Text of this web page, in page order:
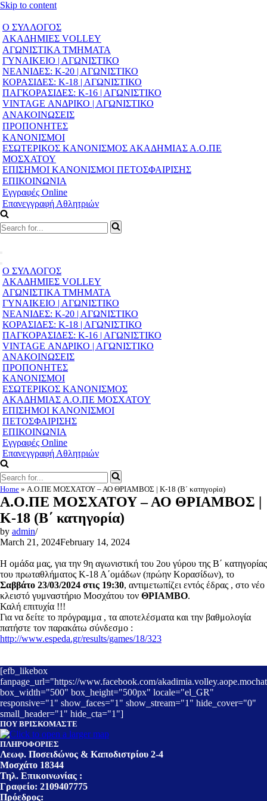
Skip to content
Ο ΣΥΛΛΟΓΟΣ
ΑΚΑΔΗΜΙΕΣ VOLLEY
ΑΓΩΝΙΣΤΙΚΑ ΤΜΗΜΑΤΑ
ΓΥΝΑΙΚΕΙΟ | ΑΓΩΝΙΣΤΙΚΟ
ΝΕΑΝΙΔΕΣ: Κ-20 | ΑΓΩΝΙΣΤΙΚΟ
ΚΟΡΑΣΙΔΕΣ: Κ-18 | ΑΓΩΝΙΣΤΙΚΟ
ΠΑΓΚΟΡΑΣΙΔΕΣ: Κ-16 | ΑΓΩΝΙΣΤΙΚΟ
VINTAGE ΑΝΔΡΙΚΟ | ΑΓΩΝΙΣΤΙΚΟ
ΑΝΑΚΟΙΝΩΣΕΙΣ
ΠΡΟΠΟΝΗΤΕΣ
ΚΑΝΟΝΙΣΜΟΙ
ΕΣΩΤΕΡΙΚΟΣ ΚΑΝΟΝΙΣΜΟΣ ΑΚΑΔΗΜΙΑΣ Α.Ο.ΠΕ
ΜΟΣΧΑΤΟΥ
ΕΠΙΣΗΜΟΙ ΚΑΝΟΝΙΣΜΟΙ ΠΕΤΟΣΦΑΙΡΙΣΗΣ
ΕΠΙΚΟΙΝΩΝΙΑ
Εγγραφές Online
Επανεγγραφή Αθλητριών
Search
for...
Menu
Navigation
Menu
Ο ΣΥΛΛΟΓΟΣ
ΑΚΑΔΗΜΙΕΣ VOLLEY
ΑΓΩΝΙΣΤΙΚΑ ΤΜΗΜΑΤΑ
ΓΥΝΑΙΚΕΙΟ | ΑΓΩΝΙΣΤΙΚΟ
ΝΕΑΝΙΔΕΣ: Κ-20 | ΑΓΩΝΙΣΤΙΚΟ
ΚΟΡΑΣΙΔΕΣ: Κ-18 | ΑΓΩΝΙΣΤΙΚΟ
ΠΑΓΚΟΡΑΣΙΔΕΣ: Κ-16 | ΑΓΩΝΙΣΤΙΚΟ
VINTAGE ΑΝΔΡΙΚΟ | ΑΓΩΝΙΣΤΙΚΟ
ΑΝΑΚΟΙΝΩΣΕΙΣ
ΠΡΟΠΟΝΗΤΕΣ
ΚΑΝΟΝΙΣΜΟΙ
ΕΣΩΤΕΡΙΚΟΣ ΚΑΝΟΝΙΣΜΟΣ
ΑΚΑΔΗΜΙΑΣ Α.Ο.ΠΕ ΜΟΣΧΑΤΟΥ
ΕΠΙΣΗΜΟΙ ΚΑΝΟΝΙΣΜΟΙ
ΠΕΤΟΣΦΑΙΡΙΣΗΣ
ΕΠΙΚΟΙΝΩΝΙΑ
Εγγραφές Online
Επανεγγραφή Αθλητριών
Search
for...
Home » Α.Ο.ΠΕ ΜΟΣΧΑΤΟΥ – ΑΟ ΘΡΙΑΜΒΟΣ | Κ-18 (Β΄ κατηγορία)
Α.Ο.ΠΕ ΜΟΣΧΑΤΟΥ – ΑΟ ΘΡΙΑΜΒΟΣ |
Κ-18 (Β΄ κατηγορία)
by admin
March 21, 2024February 14, 2024
Η ομάδα μας, για την 9η αγωνιστική του 2ου γύρου της Β΄ κατηγορίας
του πρωταθλήματος Κ-18 Α΄ομάδων (πρώην Κορασίδων), το
Σαββάτο 23/03/2024 στις 19:30, αντιμετωπίζει εντός έδρας , στο νέο
κλειστό γυμναστήριο Μοσχάτου τον ΘΡΙΑΜΒΟ.
Καλή επιτυχία !!!
Για να δείτε το πρόγραμμα , τα αποτελέσματα και την βαθμολογία
πατήστε τον παρακάτω σύνδεσμο :
http://www.espeda.gr/results/games/18/323
[efb_likebox
fanpage_url="https://www.facebook.com/
box_width="500" box_height="500px" locale="el_GR"
responsive="1" show_faces="1" show_stream="1" hide_cover="0"
small_header="1" hide_cta="1"]
ΠΟΥ ΒΡΙΣΚΟΜΑΣΤΕ
ΠΛΗΡΟΦΟΡΙΕΣ
Λεωφ. Ποσειδώνος & Καποδιστρίου 2-4
Μοσχάτο 18344
Τηλ. Επικοινωνίας :
Γραφείο: 2109407775
Πρόεδρος: